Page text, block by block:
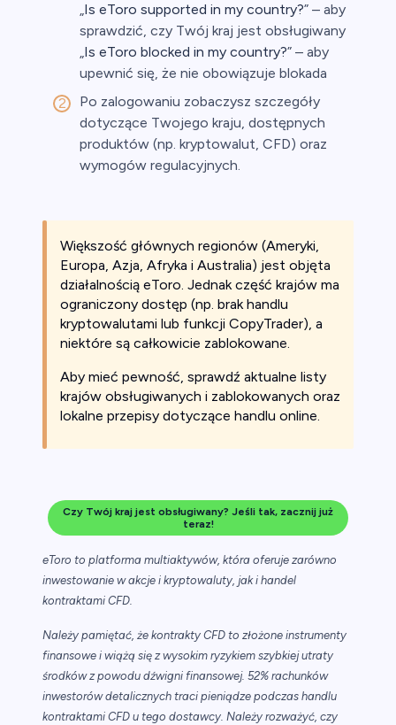
„Is eToro supported in my country?” – aby
sprawdzić, czy Twój kraj jest obsługiwany
„Is eToro blocked in my country?” – aby
upewnić się, że nie obowiązuje blokada
Po zalogowaniu zobaczysz szczegóły
dotyczące Twojego kraju, dostępnych
produktów (np. kryptowalut, CFD) oraz
wymogów regulacyjnych.
Większość głównych regionów (Ameryki,
Europa, Azja, Afryka i Australia) jest objęta
działalnością eToro. Jednak część krajów ma
ograniczony dostęp (np. brak handlu
kryptowalutami lub funkcji CopyTrader), a
niektóre są całkowicie zablokowane.
Aby mieć pewność, sprawdź aktualne listy
krajów obsługiwanych i zablokowanych oraz
lokalne przepisy dotyczące handlu online.
Czy Twój kraj jest obsługiwany? Jeśli tak, zacznij już
teraz!
eToro to platforma multiaktywów, która oferuje zarówno
inwestowanie w akcje i kryptowaluty, jak i handel
kontraktami CFD.
Należy pamiętać, że kontrakty CFD to złożone instrumenty
finansowe i wiążą się z wysokim ryzykiem szybkiej utraty
środków z powodu dźwigni finansowej. 52% rachunków
inwestorów detalicznych traci pieniądze podczas handlu
kontraktami CFD u tego dostawcy. Należy rozważyć, czy